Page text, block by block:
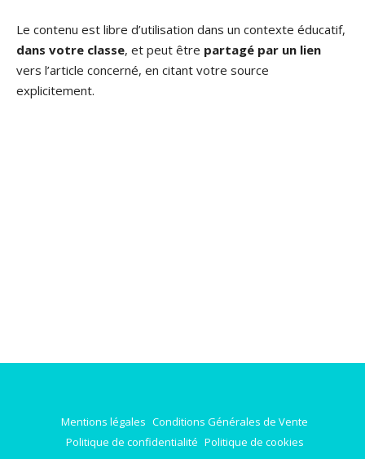
Le contenu est libre d’utilisation dans un contexte éducatif,
dans votre classe, et peut être partagé par un lien
vers l’article concerné, en citant votre source
explicitement.
Mentions légales Conditions Générales de Vente
Politique de confidentialité Politique de cookies